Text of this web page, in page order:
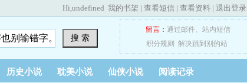
Hi,undefined 我的书架 | 查看短信 | 查看资料 | 退出登录
搜 索
留言： 通过邮件、 站内短信
积分规则
解决跳到别的站
历史小说 耽美小说 仙侠小说 阅读记录